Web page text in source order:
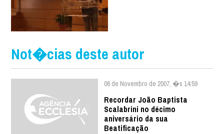
Not�cias deste autor
06 de Novembro de 2007, �s 14:59
Recordar João Baptista
Scalabrini no décimo
aniversário da sua
Beatificação